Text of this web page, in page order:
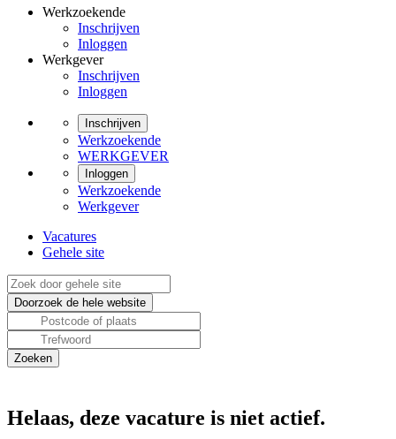
Werkzoekende
Inschrijven
Inloggen
Werkgever
Inschrijven
Inloggen
Inschrijven
Werkzoekende
WERKGEVER
Inloggen
Werkzoekende
Werkgever
Vacatures
Gehele site
Helaas, deze vacature is niet actief.